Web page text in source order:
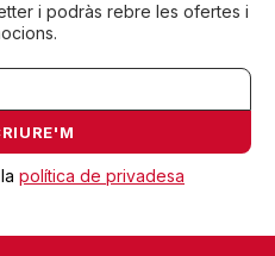
i podràs rebre les ofertes i
política de privadesa